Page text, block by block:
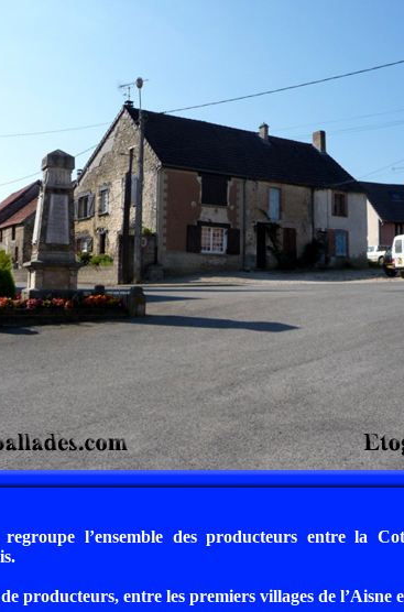
l’ensemble des producteurs entre la
producteurs, entre les premiers villages de l’Aisne